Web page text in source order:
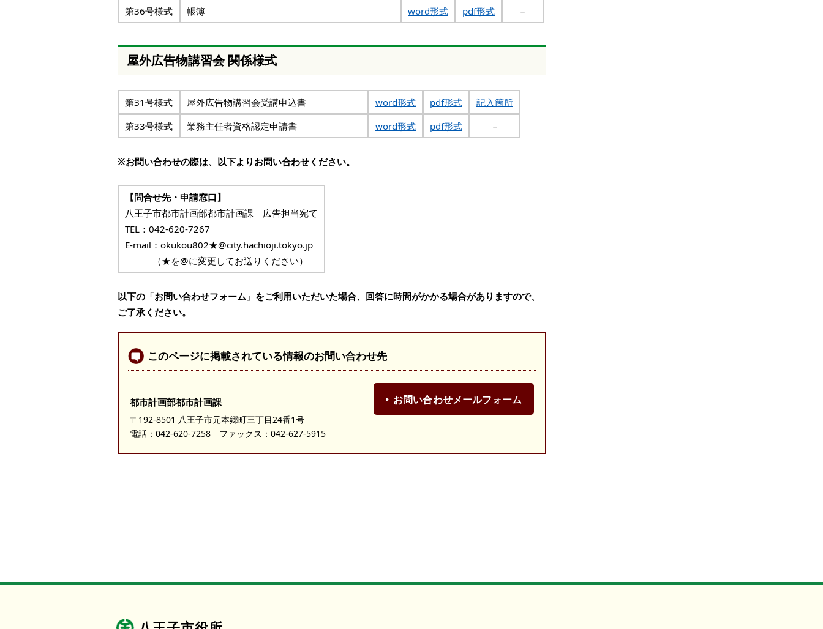
第36号様式 帳簿 word形式 pdf形式 －
屋外広告物講習会 関係様式
第31号様式 屋外広告物講習会受講申込書 word形式 pdf形式
記入箇所
第33号様式
業務主任者資格認定申請書 word形式 pdf形式 －
※お問い合わせの際は、以下よりお問い合わせください。
【問合せ先・申請窓口】
八王子市都市計画部都市計画課 広告担当宛て
TEL：042-620-7267
E-mail：okukou802★@city.hachioji.tokyo.jp
（★を@に変更してお送りください）
以下の「お問い合わせフォーム」をご利用いただいた場合、回答に時間がかかる場合がありますので、
ご了承ください。
このページに掲載されている情報のお問い合わせ先
都市計画部都市計画課
〒192-8501 八王子市元本郷町三丁目24番1号
電話： 042-620-7258 ファックス：042-627-5915
お問い合わせメールフォーム